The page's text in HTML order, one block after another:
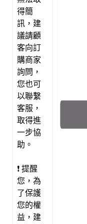
得簡
訊，建
議請顧
客向訂
購商家
詢問，
您也可
以聯繫
客服，
取得進
一步協
助。
❗ 提醒
您，為
了保護
您的權
益，建